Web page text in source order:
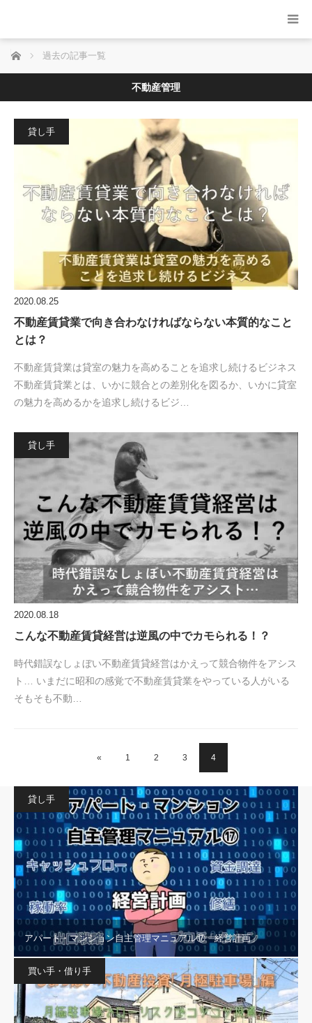
ホーム 過去の記事一覧
不動産管理
貸し手
2020.08.25
不動産賃貸業で向き合わなければならない本質的なこと
とは？
不動産賃貸業は貸室の魅力を高めることを追求し続けるビジネス
不動産賃貸業とは、いかに競合との差別化を図るか、いかに貸室
の魅力を高めるかを追求し続けるビジ…
貸し手
2020.08.18
こんな不動産賃貸経営は逆風の中でカモられる！？
時代錯誤なしょぼい不動産賃貸経営はかえって競合物件をアシス
ト… いまだに昭和の感覚で不動産賃貸業をやっている人がいる
そもそも不動…
« 1 2 3 4
貸し手
アパート・マンション自主管理マニュアル⑰「経営計画」
買い手・借り手